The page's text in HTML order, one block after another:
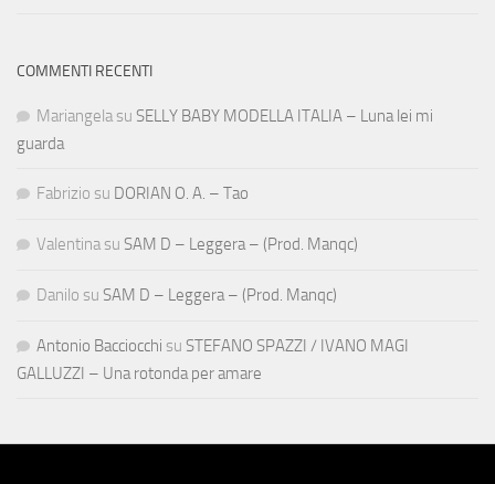
COMMENTI RECENTI
Mariangela su SELLY BABY MODELLA ITALIA – Luna lei mi
guarda
Fabrizio su DORIAN O. A. – Tao
Valentina su SAM D – Leggera – (Prod. Manqc)
Danilo su SAM D – Leggera – (Prod. Manqc)
Antonio Bacciocchi su STEFANO SPAZZI / IVANO MAGI
GALLUZZI – Una rotonda per amare